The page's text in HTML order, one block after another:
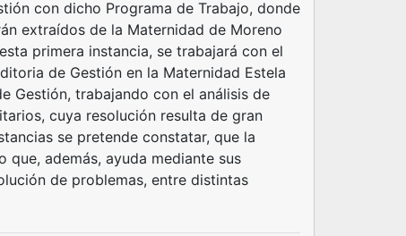
con dicho Programa de Trabajo, donde
extraídos de la Maternidad de Moreno
primera instancia, se trabajará con el
de Gestión en la Maternidad Estela
Gestión, trabajando con el análisis de
cuya resolución resulta de gran
se pretende constatar, que la
además, ayuda mediante sus
de problemas, entre distintas